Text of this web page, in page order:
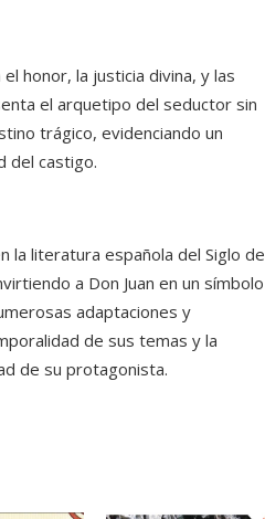
el honor, la justicia divina, y las
el arquetipo del seductor sin
trágico, evidenciando un
del castigo.
la literatura española del Siglo de
a Don Juan en un símbolo
adaptaciones y
de sus temas y la
de su protagonista.